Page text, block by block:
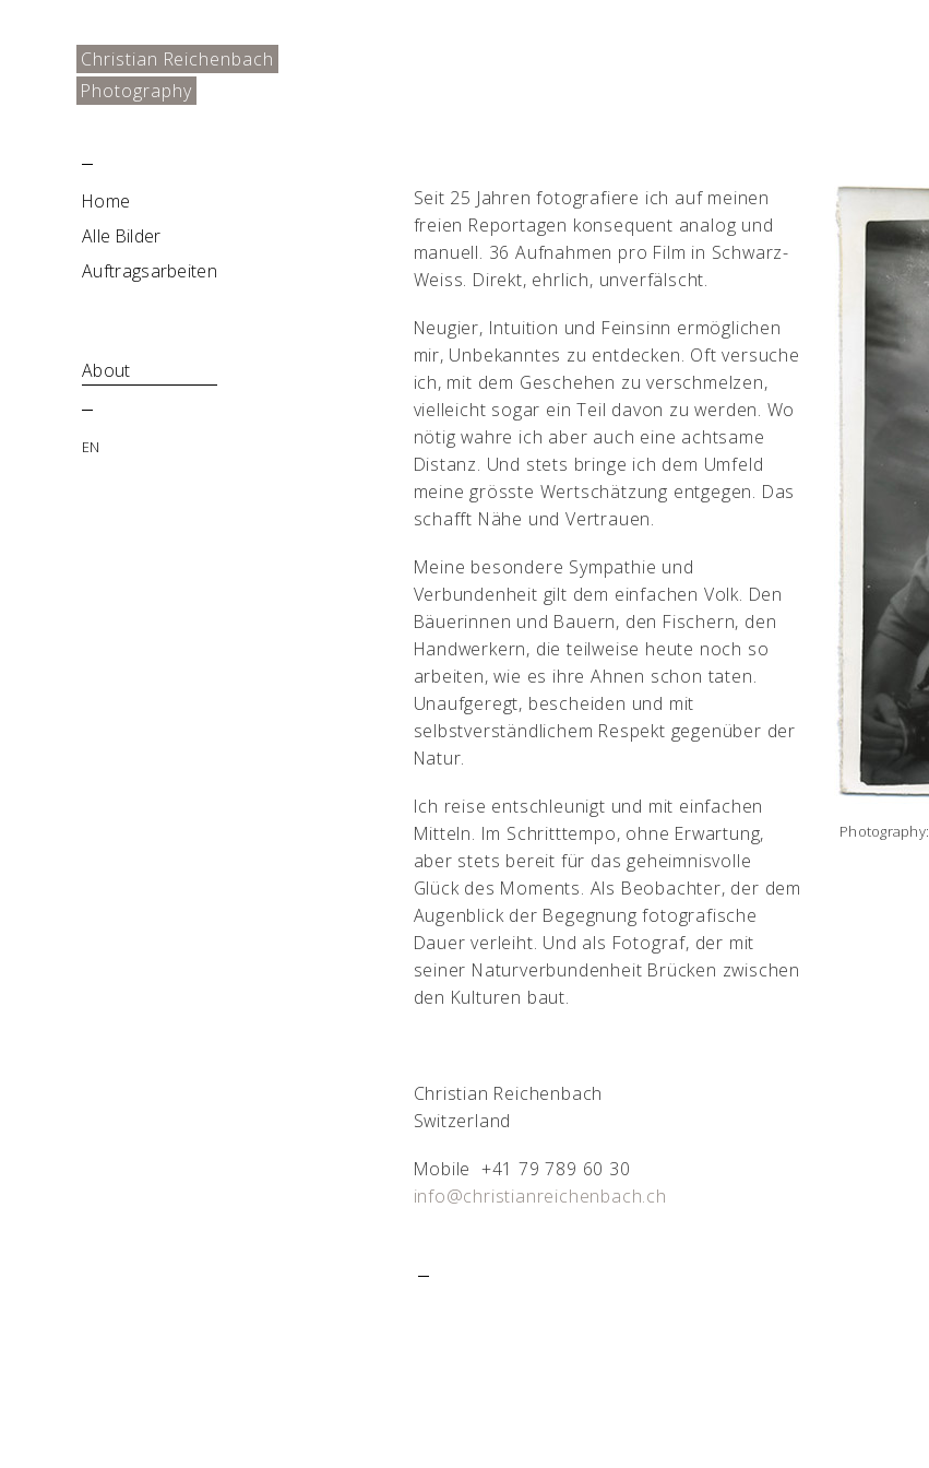
Christian Reichenbach
Photography
Home
Alle Bilder
Auftragsarbeiten
About
EN
Seit 25 Jahren fotografiere ich auf meinen
freien Reportagen konsequent analog und
manuell. 36 Aufnahmen pro Film in Schwarz-
Weiss. Direkt, ehrlich, unverfälscht.
Neugier, Intuition und Feinsinn ermöglichen
mir, Unbekanntes zu entdecken. Oft versuche
ich, mit dem Geschehen zu verschmelzen,
vielleicht sogar ein Teil davon zu werden. Wo
nötig wahre ich aber auch eine achtsame
Distanz. Und stets bringe ich dem Umfeld
meine grösste Wertschätzung entgegen. Das
schafft Nähe und Vertrauen.
Meine besondere Sympathie und
Verbundenheit gilt dem einfachen Volk. Den
Bäuerinnen und Bauern, den Fischern, den
Handwerkern, die teilweise heute noch so
arbeiten, wie es ihre Ahnen schon taten.
Unaufgeregt, bescheiden und mit
selbstverständlichem Respekt gegenüber der
Natur.
Ich reise entschleunigt und mit einfachen
Mitteln. Im Schritttempo, ohne Erwartung,
aber stets bereit für das geheimnisvolle
Glück des Moments. Als Beobachter, der dem
Augenblick der Begegnung fotografische
Dauer verleiht. Und als Fotograf, der mit
seiner Naturverbundenheit Brücken zwischen
den Kulturen baut.
Christian Reichenbach
Switzerland
Mobile +41 79 789 60 30
info@christianreichenbach.ch
Photography: